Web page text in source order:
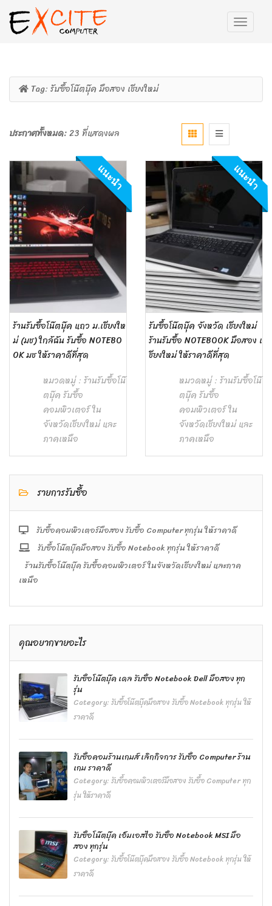
Tag: รับซื้อโน๊ตบุ๊ค มือสอง เชียงใหม่
ประกาศทั้งหมด:23 ที่แสดงผล
แนะนำ
ร้านรับซื้อโน๊ตบุ๊ค แถว ม.เชียงให
ม่ (มช) ใกล้ฉัน รับซื้อ NOTEBO
OK มช ให้ราคาดีที่สุด
หมวดหมู่ : ร้านรับซื้อโน๊
ตบุ๊ค รับซื้อ
คอมพิวเตอร์ ใน
จังหวัดเชียงใหม่ และ
ภาคเหนือ
แนะนำ
รับซื้อโน๊ตบุ๊ค จังหวัด เชียงใหม่
ร้านรับซื้อ NOTEBOOK มือสอง เ
ชียงใหม่ ให้ราคาดีที่สุด
หมวดหมู่ : ร้านรับซื้อโน๊
ตบุ๊ค รับซื้อ
คอมพิวเตอร์ ใน
จังหวัดเชียงใหม่ และ
ภาคเหนือ
รายการรับซื้อ
รับซื้อคอมพิวเตอร์มือสอง รับซื้อ Computer ทุกรุ่น ให้ราคาดี
รับซื้อโน๊ตบุ๊คมือสอง รับซื้อ Notebook ทุกรุ่น ให้ราคาดี
ร้านรับซื้อโน๊ตบุ๊ค รับซื้อคอมพิวเตอร์ ในจังหวัดเชียงใหม่ และภาค
เหนือ
คุณอยากขายอะไร
รับซื้อโน๊ตบุ๊ค เดล รับซื้อ Notebook Dell มือสอง ทุก
รุ่น
Category:รับซื้อโน๊ตบุ๊คมือสอง รับซื้อ Notebook ทุกรุ่น ให้
ราคาดี
รับซื้อคอมร้านเกมส์ เลิกกิจการ รับซื้อ Computer ร้าน
เกม ราคาดี
Category:รับซื้อคอมพิวเตอร์มือสอง รับซื้อ Computer ทุก
รุ่น ให้ราคาดี
รับซื้อโน๊ตบุ๊ค เอ็มเอสไอ รับซื้อ Notebook MSI มือ
สอง ทุกรุ่น
Category:รับซื้อโน๊ตบุ๊คมือสอง รับซื้อ Notebook ทุกรุ่น ให้
ราคาดี